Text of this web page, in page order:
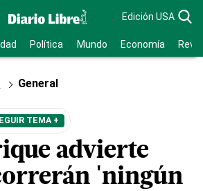
Edición USA
Política Mundo Economía
General
TEMA +
advierte
'ningún